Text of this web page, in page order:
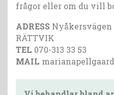
frågor eller om du vill
ADRESS Nyåkersvägen
RÄTTVIK
TEL 070-313 33 53
MAIL